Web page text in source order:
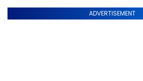
ADVERTISEMENT